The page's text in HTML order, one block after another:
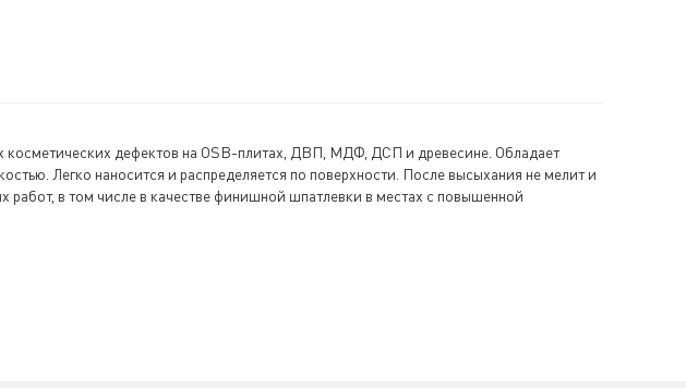
косметических дефектов на OSB-плитах, ДВП, МДФ, ДСП и древесине. Обладает
Легко наносится и распределяется по поверхности. После высыхания не мелит и
работ, в том числе в качестве финишной шпатлевки в местах с повышенной